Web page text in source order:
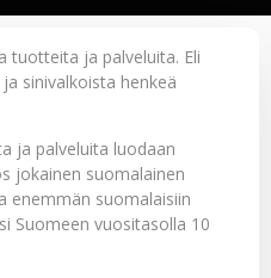
tuotteita ja palveluita. Eli
sinivalkoista henkeä
ja palveluita luodaan
jokainen suomalainen
enemmän suomalaisiin
Suomeen vuositasolla 10